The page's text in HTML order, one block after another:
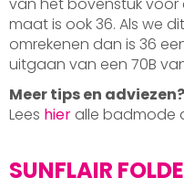
maat is ook 36. Als we
omrekenen dan is 36
uitgaan van een 70B
Meer tips en adviezen?
Lees hier alle badmode
SUNFLAIR